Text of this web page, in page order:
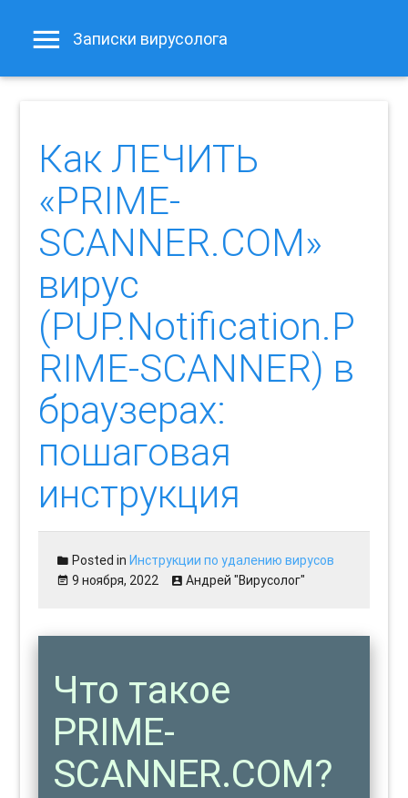
Записки вирусолога
Как ЛЕЧИТЬ
«PRIME-
SCANNER.COM»
вирус
(PUP.Notification.P
RIME-SCANNER) в
браузерах:
пошаговая
инструкция
Posted inИнструкции по удалению вирусов
9 ноября, 2022
Андрей "Вирусолог"
Что такое
PRIME-
SCANNER.COM?